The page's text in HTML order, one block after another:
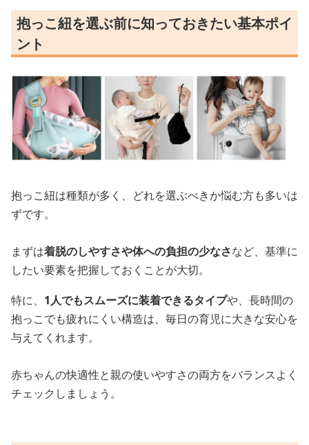
抱っこ紐を選ぶ前に知っておきたい基本ポイ
ント
抱っこ紐は種類が多く、どれを選ぶべきか悩む方も多いは
ずです。
まずは着脱のしやすさや体への負担の少なさなど、基準に
したい要素を把握しておくことが大切。
特に、 1人でもスムーズに装着できるタイプや、長時間の
抱っこでも疲れにくい構造は、毎日の育児に大きな安心を
与えてくれます。
赤ちゃんの快適性と親の使いやすさの両方をバランスよく
チェックしましょう。